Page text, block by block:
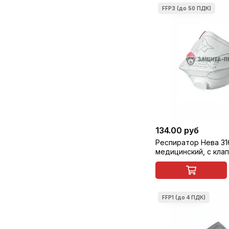
134.00 руб
Респиратор Нева
медицинский, с